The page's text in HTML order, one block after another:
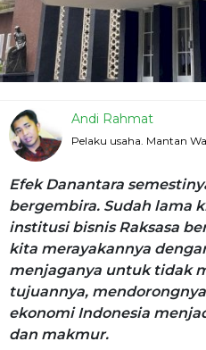
Andi Rahmat
Pelaku usaha. Mantan
Efek Danantara
bergembira. Sudah lama
institusi bisnis Raksasa
kita merayakannya
menjaganya untuk tidak
tujuannya,
ekonomi Indonesia
dan makmur.